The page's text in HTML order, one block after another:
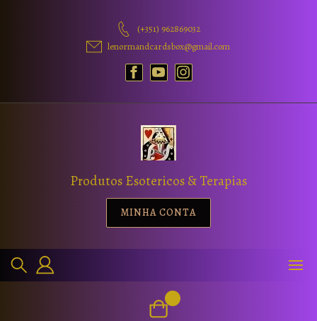
(+351) 962869032
lenormandcardsbox@gmail.com
Produtos Esotericos & Terapias
MINHA CONTA